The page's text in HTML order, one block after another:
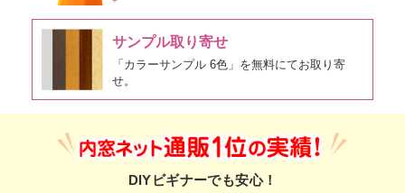
サンプル取り寄せ
「カラーサンプル 6色」を無料にてお取り寄
せ。
DIYビギナーでも安心！